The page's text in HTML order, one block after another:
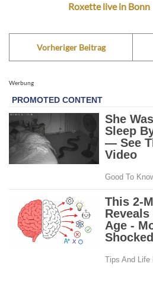
Roxette live in Bonn
Vorheriger Beitrag
Werbung